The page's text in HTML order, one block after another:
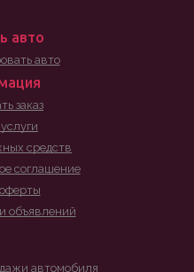
авто
авто
заказ
средств
соглашение
объявлений
автомобиля